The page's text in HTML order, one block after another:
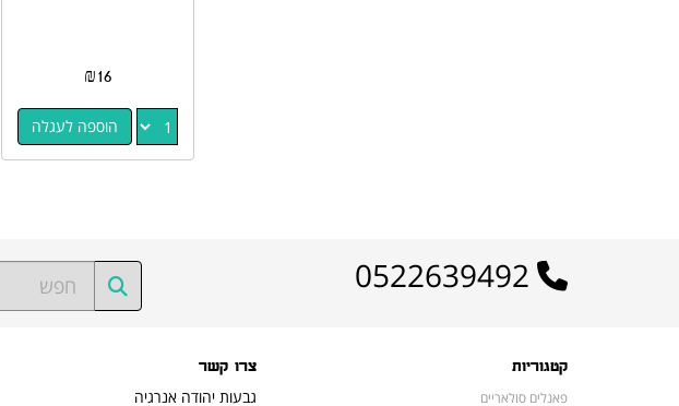
₪16
הוספה לעגלה
קטגוריות
פאנלים סולאריים
צרו קשר
גבעות יהודה אנרגיה